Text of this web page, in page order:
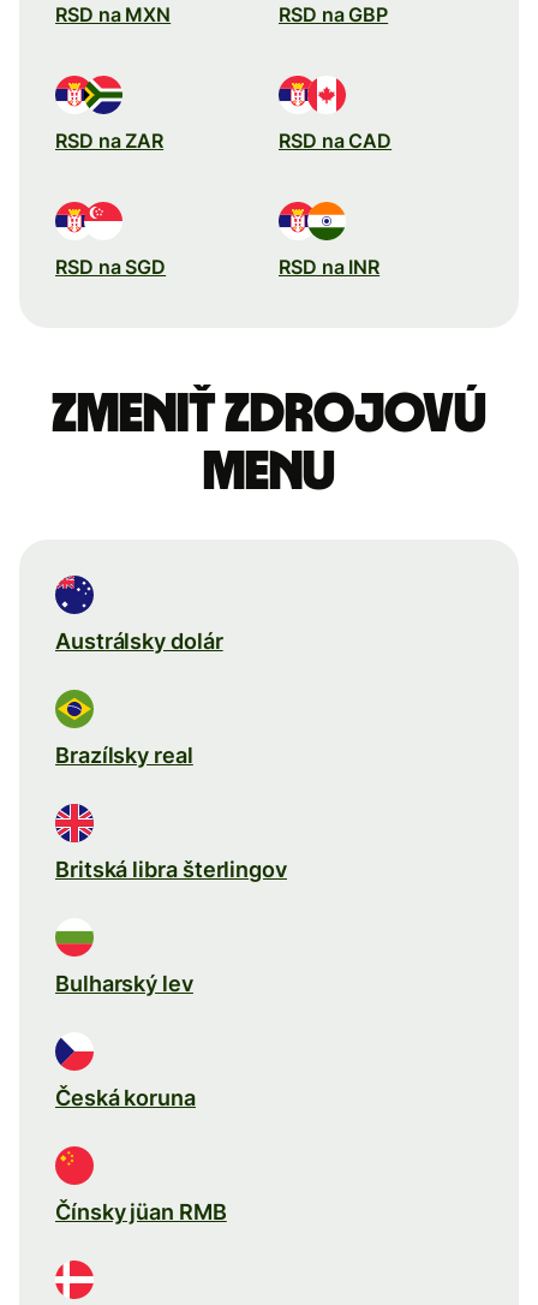
RSD na MXN RSD na GBP
RSD na ZAR RSD na CAD
RSD na SGD RSD na INR
Zmeniť zdrojovú
menu
Austrálsky dolár
Brazílsky real
Britská libra šterlingov
Bulharský lev
Česká koruna
Čínsky jüan RMB